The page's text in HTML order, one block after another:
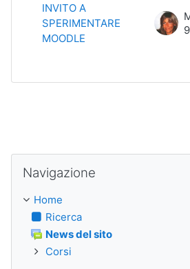
INVITO A
SPERIMENTARE
MOODLE
Navigazione
Home
Ricerca
News del sito
Corsi